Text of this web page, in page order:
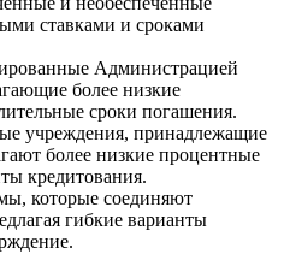
ставками и сроками
Администрацией
более низкие
сроки погашения.
учреждения, принадлежащие
более низкие процентные
кредитования.
которые соединяют
гибкие варианты